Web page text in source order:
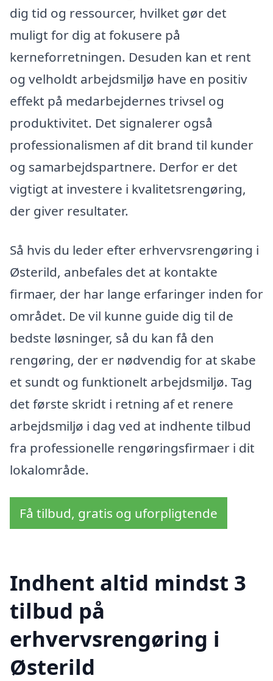
dig tid og ressourcer, hvilket gør det
muligt for dig at fokusere på
kerneforretningen. Desuden kan et rent
og velholdt arbejdsmiljø have en positiv
effekt på medarbejdernes trivsel og
produktivitet. Det signalerer også
professionalismen af dit brand til kunder
og samarbejdspartnere. Derfor er det
vigtigt at investere i kvalitetsrengøring,
der giver resultater.
Så hvis du leder efter erhvervsrengøring i
Østerild, anbefales det at kontakte
firmaer, der har lange erfaringer inden for
området. De vil kunne guide dig til de
bedste løsninger, så du kan få den
rengøring, der er nødvendig for at skabe
et sundt og funktionelt arbejdsmiljø. Tag
det første skridt i retning af et renere
arbejdsmiljø i dag ved at indhente tilbud
fra professionelle rengøringsfirmaer i dit
lokalområde.
Få tilbud, gratis og uforpligtende
Indhent altid mindst 3
tilbud på
erhvervsrengøring i
Østerild